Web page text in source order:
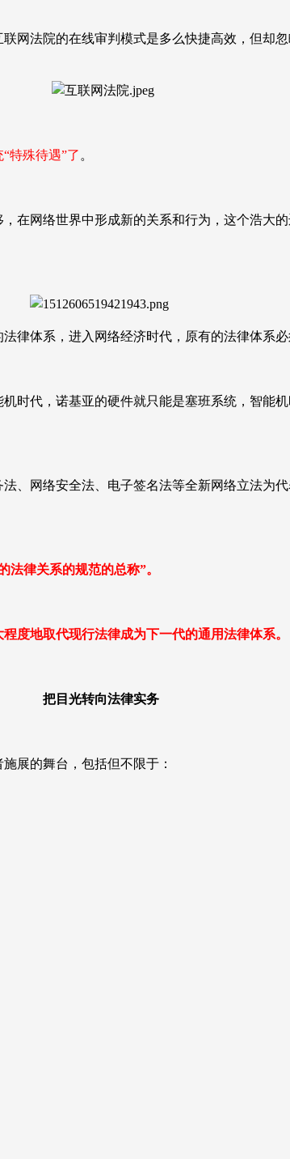
网法院的在线审判模式是多么快捷高效，但却
“特殊待遇”了 。
在网络世界中形成新的关系和行为，这个浩大
律体系，进入网络经济时代，原有的法律体系必
机时代，诺基亚的硬件就只能是塞班系统，智能
法、网络安全法、电子签名法等全新网络立法为
法律关系的规范的总称”。
度地取代现行法律成为下一代的通用法律体系。
把目光转向法律实务
展的舞台，包括但不限于：